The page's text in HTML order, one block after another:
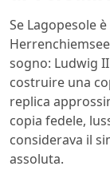
Se Lagopesole
sogno: Ludwig
costruire una
replica
copia fedele,
considerava il
assoluta.